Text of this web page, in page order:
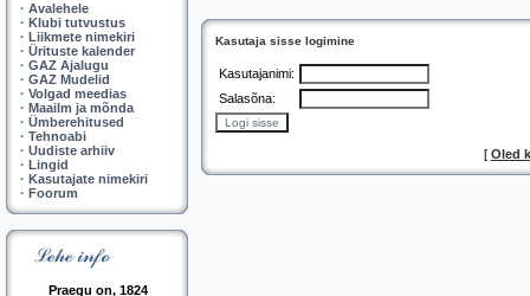
· Avalehele
· Klubi tutvustus
· Liikmete nimekiri
· Ürituste kalender
· GAZ Ajalugu
· GAZ Mudelid
· Volgad meedias
· Maailm ja mõnda
· Ümberehitused
· Tehnoabi
· Uudiste arhiiv
· Lingid
· Kasutajate nimekiri
· Foorum
Praegu on, 1824
Kasutaja sisse logimine
Kasutajanimi:
Salasõna:
[ Oled